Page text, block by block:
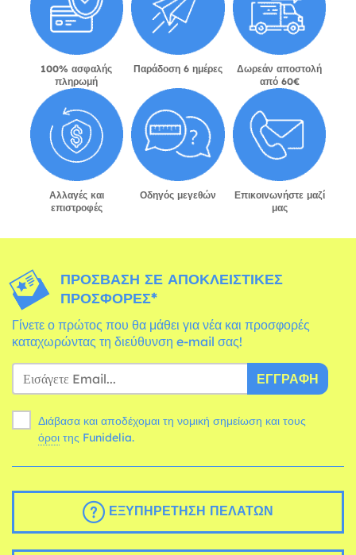
100% ασφαλής
πληρωμή
Παράδοση 6 ημέρες
Δωρεάν αποστολή
από 60€
Αλλαγές και
επιστροφές
Οδηγός μεγεθών
Επικοινωνήστε μαζί
μας
ΠΡΌΣΒΑΣΗ ΣΕ ΑΠΟΚΛΕΙΣΤΙΚΈΣ
ΠΡΟΣΦΟΡΈΣ*
Γίνετε ο πρώτος που θα μάθει για νέα και προσφορές
καταχωρώντας τη διεύθυνση e-mail σας!
ΕΓΓΡΑΦΉ
Διάβασα και αποδέχομαι τη νομική σημείωση και τους
όροι της Funidelia.
ΕΞΥΠΗΡΈΤΗΣΗ ΠΕΛΑΤΏΝ